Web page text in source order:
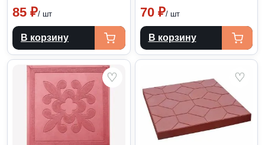
85 ₽/ шт
В корзину
70 ₽/ шт
В корзину
♡ ♡